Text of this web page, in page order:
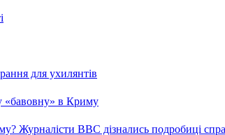
для ухилянтів
«бавовну» в Криму
Журналісти ВВС дізнались подробиці